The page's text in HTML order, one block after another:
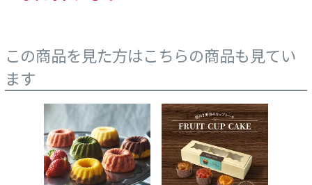
この商品を見た方はこちらの商品も見てい
ます